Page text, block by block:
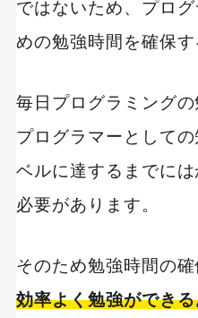
ではないため、プロ
めの勉強時間を確保す
毎日プログラミングの
プログラマーとして
ベルに達するまでに
必要があります。
そのため勉強時間の確
効率よく勉強ができ